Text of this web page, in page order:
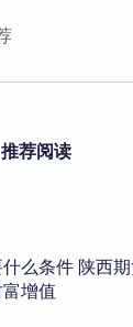
推荐阅读
么条件 陕西
增值